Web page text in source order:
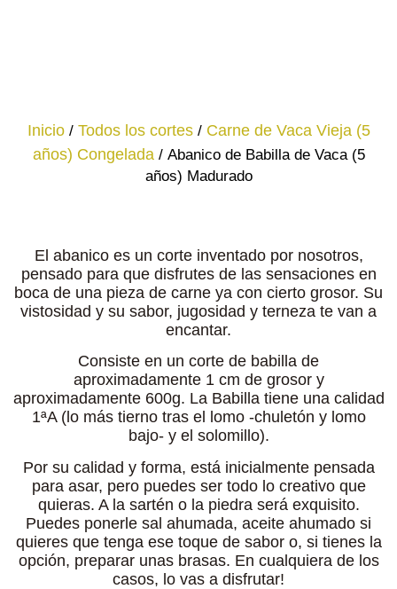
Inicio/ Todos los cortes/ Carne de Vaca Vieja (5
años) Congelada/ Abanico de Babilla de Vaca (5
años) Madurado
El abanico es un corte inventado por nosotros,
pensado para que disfrutes de las sensaciones en
boca de una pieza de carne ya con cierto grosor. Su
vistosidad y su sabor, jugosidad y terneza te van a
encantar.
Consiste en un corte de babilla de
aproximadamente 1 cm de grosor y
aproximadamente 600g. La Babilla tiene una calidad
1ªA (lo más tierno tras el lomo -chuletón y lomo
bajo- y el solomillo).
Por su calidad y forma, está inicialmente pensada
para asar, pero puedes ser todo lo creativo que
quieras. A la sartén o la piedra será exquisito.
Puedes ponerle sal ahumada, aceite ahumado si
quieres que tenga ese toque de sabor o, si tienes la
opción, preparar unas brasas. En cualquiera de los
casos, lo vas a disfrutar!